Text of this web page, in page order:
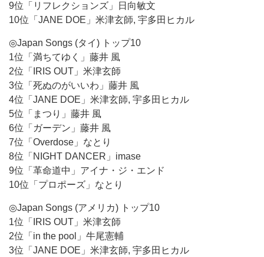
9位「リフレクションズ」日向敏文
10位「JANE DOE」米津玄師, 宇多田ヒカル
◎Japan Songs (タイ) トップ10
1位「満ちてゆく」藤井 風
2位「IRIS OUT」米津玄師
3位「死ぬのがいいわ」藤井 風
4位「JANE DOE」米津玄師, 宇多田ヒカル
5位「まつり」藤井 風
6位「ガーデン」藤井 風
7位「Overdose」なとり
8位「NIGHT DANCER」imase
9位「革命道中」アイナ・ジ・エンド
10位「プロポーズ」なとり
◎Japan Songs (アメリカ) トップ10
1位「IRIS OUT」米津玄師
2位「in the pool」牛尾憲輔
3位「JANE DOE」米津玄師, 宇多田ヒカル